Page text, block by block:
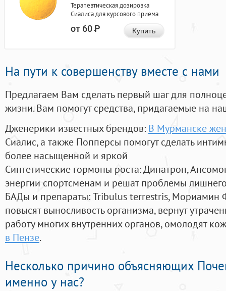
Терапевтическая дозировка
Сиалиса для курсового приема
от 60Р Купить
На пути к совершенству вместе с нами
Предлагаем Вам сделать первый шаг для
жизни. Вам помогут средства, придагаемые на
Дженерики известных брендов: В Мурманске
Сиалис, а также Попперсы помогут сделать
более насыщенной и яркой
Синтетические гормоны роста: Динатроп,
энергии спортсменам и решат проблемы
БАДы и препараты:Tribulus terrestris, Мориамин
повысят выносливость организма, вернут
работу многих внутренних органов, омолодят
в Пензе.
Несколько причино объясняющих
именно у нас?